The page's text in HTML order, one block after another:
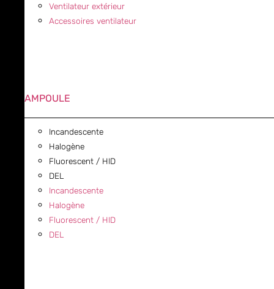
Ventilateur extérieur
Accessoires ventilateur
AMPOULE
Incandescente
Halogène
Fluorescent / HID
DEL
Incandescente
Halogène
Fluorescent / HID
DEL